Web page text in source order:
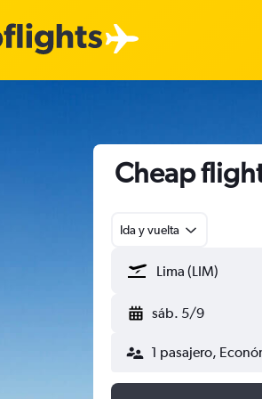
Cheap
Ida y vuelta
sáb. 5/9
1 pasajero,